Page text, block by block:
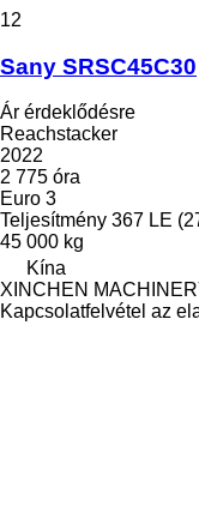
12
Sany SRSC45C30
Ár érdeklődésre
Reachstacker
2022
2 775 óra
Euro 3
Teljesítmény 367 LE
45 000 kg
Kína
XINCHEN
Kapcsolatfelvétel az